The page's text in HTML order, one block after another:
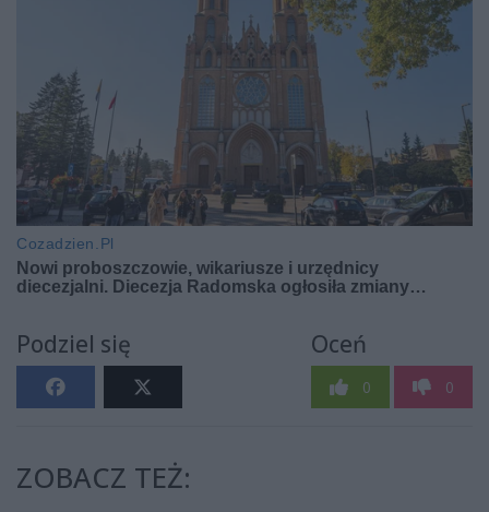
Podziel się Oceń
0 0
ZOBACZ TEŻ: